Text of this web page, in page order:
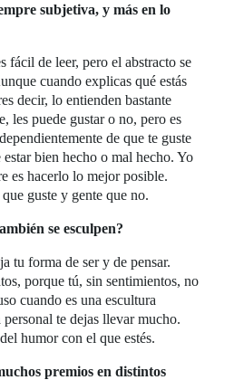
subjetiva, y más en lo
fácil de leer, pero el abstracto se
cuando explicas qué estás
decir, lo entienden bastante
les puede gustar o no, pero es
de que te guste
bien hecho o mal hecho. Yo
es hacerlo lo mejor posible.
guste y gente que no.
se esculpen?
tu forma de ser y de pensar.
porque tú, sin sentimientos, no
cuando es una escultura
personal te dejas llevar mucho.
humor con el que estés.
premios en distintos